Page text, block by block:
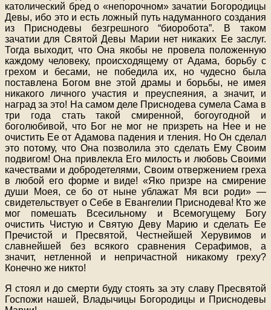
католический бред о «непорочном» зачатии Богородицы
Девы, ибо это и есть ложный путь надуманного создания
из Приснодевы безгрешного “биоробота”. В таком
зачатии для Святой Девы Марии нет никаких Ее заслуг.
Тогда выходит, что Она якобы не провела положенную
каждому человеку, происходящему от Адама, борьбу с
грехом и бесами, не победила их, но чудесно была
поставлена Богом вне этой драмы и борьбы, не имея
никакого личного участия и преуспеяния, а значит, и
наград за это! На самом деле Приснодева сумела Сама в
три года стать такой смиренной, богоугодной и
боголюбивой, что Бог не мог не призреть на Нее и не
очистить Ее от Адамова падения и тления. Но Он сделал
это потому, что Она позволила это сделать Ему Своим
подвигом! Она привлекла Его милость и любовь Своими
качествами и добродетелями, Своим отвержением греха
в любой его форме и виде! «Яко призре на смирение
души Моея, се бо от ныне ублажат Мя вси роди» —
свидетельствует о Себе в Евангелии Приснодева! Кто же
мог помешать Всесильному и Всемогущему Богу
очистить Чистую и Святую Деву Марию и сделать Ее
Пречистой и Пресвятой, Честнейшей Херувимов и
славнейшей без всякого сравнения Серафимов, а
значит, нетленной и непричастной никакому греху?
Конечно же никто!
Я стоял и до смерти буду стоять за эту славу Пресвятой
Госпожи нашей, Владычицы Богородицы и Приснодевы